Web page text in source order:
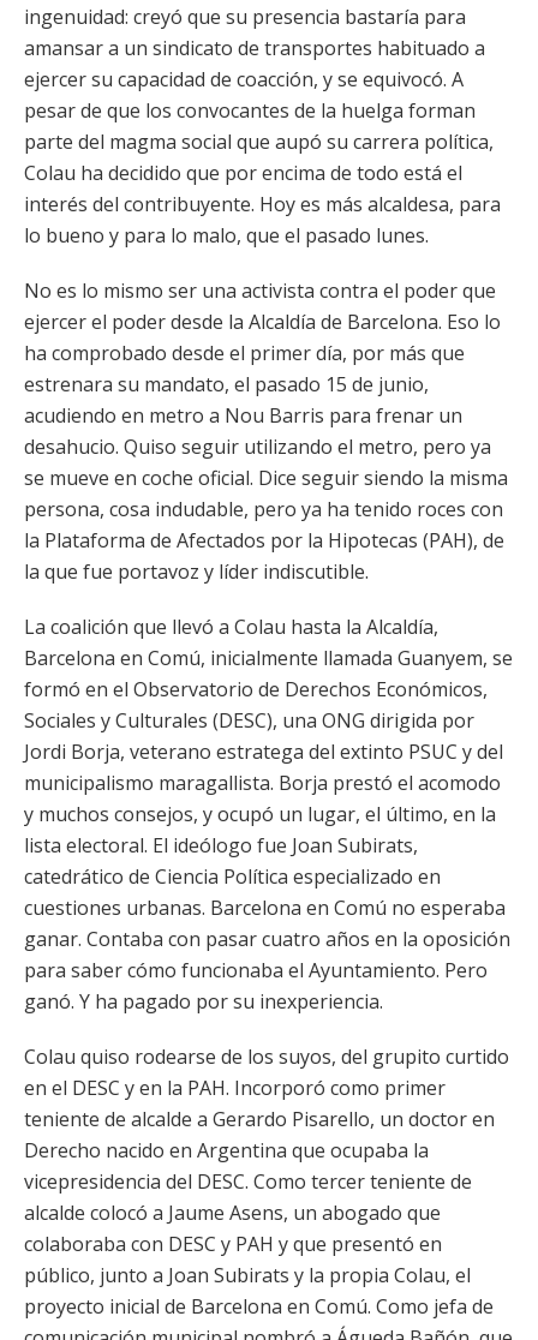
ingenuidad: creyó que su presencia bastaría para
amansar a un sindicato de transportes habituado a
ejercer su capacidad de coacción, y se equivocó. A
pesar de que los convocantes de la huelga forman
parte del magma social que aupó su carrera política,
Colau ha decidido que por encima de todo está el
interés del contribuyente. Hoy es más alcaldesa, para
lo bueno y para lo malo, que el pasado lunes.
No es lo mismo ser una activista contra el poder que
ejercer el poder desde la Alcaldía de Barcelona. Eso lo
ha comprobado desde el primer día, por más que
estrenara su mandato, el pasado 15 de junio,
acudiendo en metro a Nou Barris para frenar un
desahucio. Quiso seguir utilizando el metro, pero ya
se mueve en coche oficial. Dice seguir siendo la misma
persona, cosa indudable, pero ya ha tenido roces con
la Plataforma de Afectados por la Hipotecas (PAH), de
la que fue portavoz y líder indiscutible.
La coalición que llevó a Colau hasta la Alcaldía,
Barcelona en Comú, inicialmente llamada Guanyem, se
formó en el Observatorio de Derechos Económicos,
Sociales y Culturales (DESC), una ONG dirigida por
Jordi Borja, veterano estratega del extinto PSUC y del
municipalismo maragallista. Borja prestó el acomodo
y muchos consejos, y ocupó un lugar, el último, en la
lista electoral. El ideólogo fue Joan Subirats,
catedrático de Ciencia Política especializado en
cuestiones urbanas. Barcelona en Comú no esperaba
ganar. Contaba con pasar cuatro años en la oposición
para saber cómo funcionaba el Ayuntamiento. Pero
ganó. Y ha pagado por su inexperiencia.
Colau quiso rodearse de los suyos, del grupito curtido
en el DESC y en la PAH. Incorporó como primer
teniente de alcalde a Gerardo Pisarello, un doctor en
Derecho nacido en Argentina que ocupaba la
vicepresidencia del DESC. Como tercer teniente de
alcalde colocó a Jaume Asens, un abogado que
colaboraba con DESC y PAH y que presentó en
público, junto a Joan Subirats y la propia Colau, el
proyecto inicial de Barcelona en Comú. Como jefa de